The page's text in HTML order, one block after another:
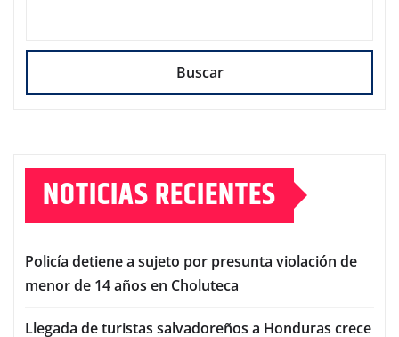
Buscar
NOTICIAS RECIENTES
Policía detiene a sujeto por presunta violación de
menor de 14 años en Choluteca
Llegada de turistas salvadoreños a Honduras crece